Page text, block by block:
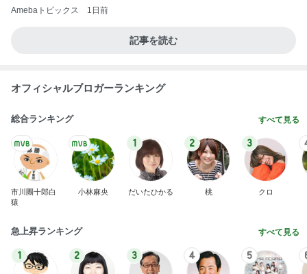
Amebaトピックス 1日前
記事を読む
オフィシャルブロガーランキング
総合ランキング すべて見る
市川團十郎白
猿
小林麻央
1
だいたひかる
2
桃
3
クロ
急上昇ランキング すべて見る
1 2 3 4 5